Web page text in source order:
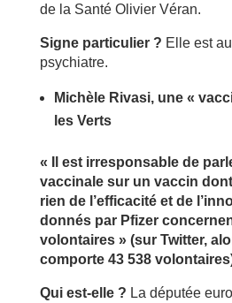
de la Santé Olivier Véran.
Signe particulier ? Elle est
psychiatre.
Michèle Rivasi, une «
les Verts
« Il est irresponsable de
vaccinale sur un vaccin
rien de l’efficacité et de
donnés par Pfizer
volontaires » (sur Twitter,
comporte 43 538
Qui est-elle ? La députée